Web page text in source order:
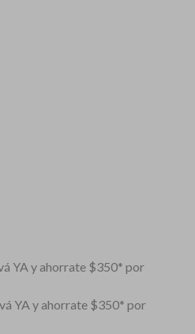
YA y ahorrate $350* por
YA y ahorrate $350* por